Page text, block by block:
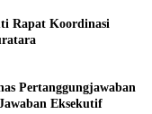
Rapat Koordinasi
Pertanggungjawaban
Eksekutif